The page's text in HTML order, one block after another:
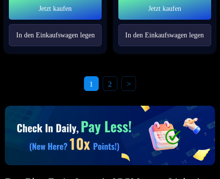
Jetzt kaufen
In den Einkaufswagen legen
Jetzt kaufen
In den Einkaufswagen legen
1 2 >